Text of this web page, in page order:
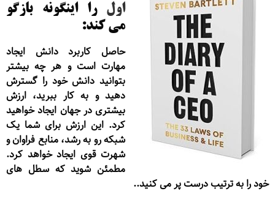
اول را اینگونه بازگو
می کند:
حاصل کاربرد دانش ایجاد
مهارت است و هر چه بیشتر
بتوانید دانش خود را گسترش
دهید و به کار ببرید، ارزش
بیشتری در جهان ایجاد خواهید
کرد. این ارزش برای شما یک
شبکه رو به رشد، منابع فراوان و
شهرت قوی ایجاد خواهد کرد.
مطمئن شوید که سطل های
خود را به ترتیب درست پر می کنید..